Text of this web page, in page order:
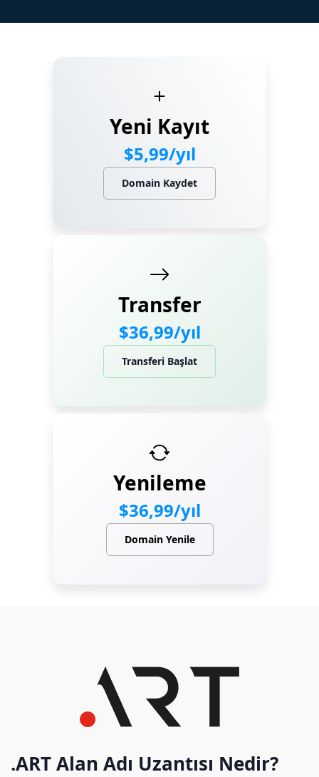
Yeni Kayıt
$5,99/yıl
Domain Kaydet
Transfer
$36,99/yıl
Transferi Başlat
Yenileme
$36,99/yıl
Domain Yenile
.ART Alan Adı Uzantısı Nedir?